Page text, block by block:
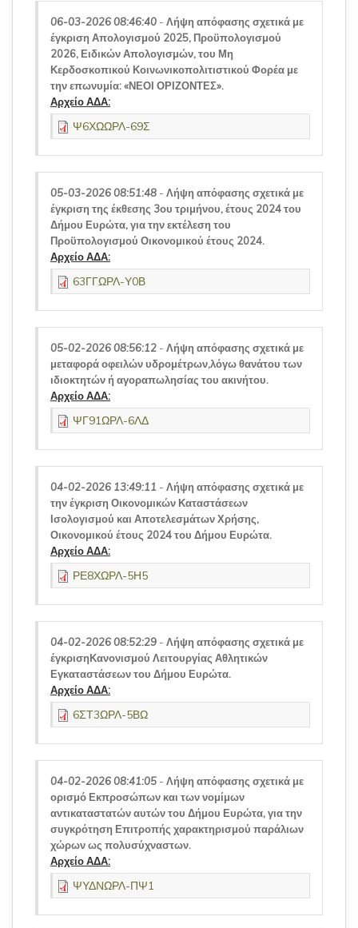
06-03-2026 08:46:40 - Λήψη απόφασης σχετικά με
έγκριση Απολογισμού 2025, Προϋπολογισμού
2026, Ειδικών Απολογισμών, του Μη
Κερδοσκοπικού Κοινωνικοπολιτιστικού Φορέα με
την επωνυμία: «ΝΕΟΙ ΟΡΙΖΟΝΤΕΣ».
Αρχείο ΑΔΑ:
Ψ6ΧΩΩΡΛ-69Σ
05-03-2026 08:51:48 - Λήψη απόφασης σχετικά με
έγκριση της έκθεσης 3ου τριμήνου, έτους 2024 του
Δήμου Ευρώτα, για την εκτέλεση του
Προϋπολογισμού Οικονομικού έτους 2024.
Αρχείο ΑΔΑ:
63ΓΓΩΡΛ-Υ0Β
05-02-2026 08:56:12 - Λήψη απόφασης σχετικά με
μεταφορά οφειλών υδρομέτρων,λόγω θανάτου των
ιδιοκτητών ή αγοραπωλησίας του ακινήτου.
Αρχείο ΑΔΑ:
ΨΓ91ΩΡΛ-6ΛΔ
04-02-2026 13:49:11 - Λήψη απόφασης σχετικά με
την έγκριση Οικονομικών Καταστάσεων
Ισολογισμού και Αποτελεσμάτων Χρήσης,
Οικονομικού έτους 2024 του Δήμου Ευρώτα.
Αρχείο ΑΔΑ:
ΡΕ8ΧΩΡΛ-5Η5
04-02-2026 08:52:29 - Λήψη απόφασης σχετικά με
έγκρισηΚανονισμού Λειτουργίας Αθλητικών
Εγκαταστάσεων του Δήμου Ευρώτα.
Αρχείο ΑΔΑ:
6ΣΤ3ΩΡΛ-5ΒΩ
04-02-2026 08:41:05 - Λήψη απόφασης σχετικά με
ορισμό Εκπροσώπων και των νομίμων
αντικαταστατών αυτών του Δήμου Ευρώτα, για την
συγκρότηση Επιτροπής χαρακτηρισμού παράλιων
χώρων ως πολυσύχναστων.
Αρχείο ΑΔΑ:
ΨΥΔΝΩΡΛ-ΠΨ1